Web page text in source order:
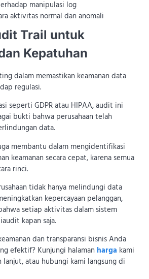
manipulasi log
aktivitas normal dan anomali
Trail untuk
Kepatuhan
dalam memastikan keamanan data
regulasi.
seperti GDPR atau HIPAA, audit ini
bukti bahwa perusahaan telah
data.
membantu dalam mengidentifikasi
keamanan secara cepat, karena semua
rinci.
tidak hanya melindungi data
kepercayaan pelanggan,
setiap aktivitas dalam sistem
kapan saja.
dan transparansi bisnis Anda
efektif? Kunjungi halaman harga kami
atau hubungi kami langsung di